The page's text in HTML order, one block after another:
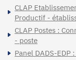
CLAP
Productif -
CLAP Postes :
- poste
Panel DADS-EDP